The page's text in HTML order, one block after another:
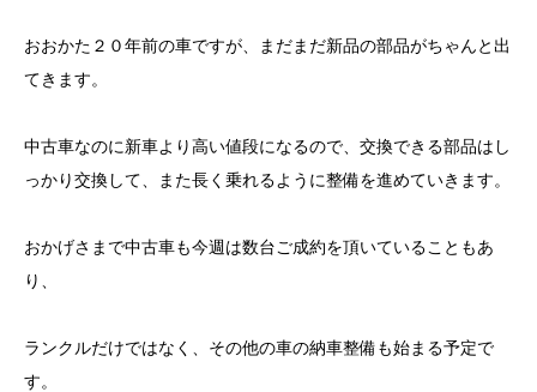
おおかた２０年前の車ですが、まだまだ新品の部品がちゃんと出
てきます。
中古車なのに新車より高い値段になるので、交換できる部品はし
っかり交換して、また長く乗れるように整備を進めていきます。
おかげさまで中古車も今週は数台ご成約を頂いていることもあ
り、
ランクルだけではなく、その他の車の納車整備も始まる予定で
す。